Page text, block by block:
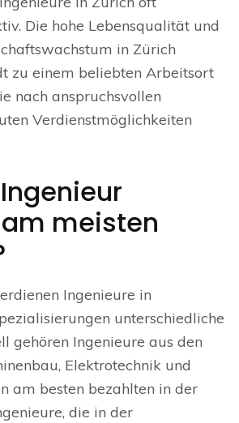
Die hohe Lebensqualität und
in Zürich
zu einem beliebten Arbeitsort
nach anspruchsvollen
Verdienstmöglichkeiten
meisten
Ingenieure in
unterschiedliche
gehören Ingenieure aus den
Elektrotechnik und
am besten bezahlten in der
die in der